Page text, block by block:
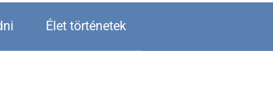
Élet történetek